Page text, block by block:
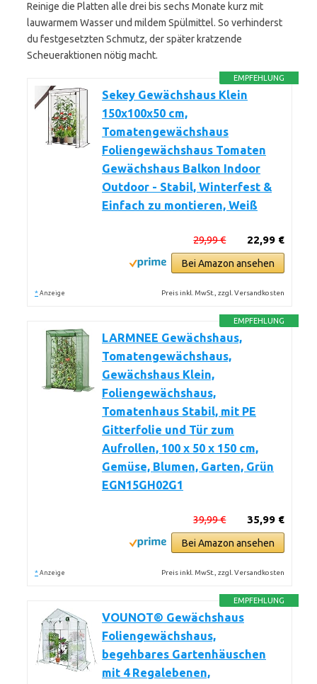
Reinige die Platten alle drei bis sechs Monate kurz mit
lauwarmem Wasser und mildem Spülmittel. So verhinderst
du festgesetzten Schmutz, der später kratzende
Scheueraktionen nötig macht.
EMPFEHLUNG
Sekey Gewächshaus Klein
150x100x50 cm,
Tomatengewächshaus
Foliengewächshaus Tomaten
Gewächshaus Balkon Indoor
Outdoor - Stabil, Winterfest &
Einfach zu montieren, Weiß
22,99 €
29,99 €
Bei Amazon ansehen
* Anzeige Preis inkl. MwSt., zzgl. Versandkosten
EMPFEHLUNG
LARMNEE Gewächshaus,
Tomatengewächshaus,
Gewächshaus Klein,
Foliengewächshaus,
Tomatenhaus Stabil, mit PE
Gitterfolie und Tür zum
Aufrollen, 100 x 50 x 150 cm,
Gemüse, Blumen, Garten, Grün
EGN15GH02G1
35,99 €
39,99 €
Bei Amazon ansehen
* Anzeige Preis inkl. MwSt., zzgl. Versandkosten
EMPFEHLUNG
VOUNOT® Gewächshaus
Foliengewächshaus,
begehbares Gartenhäuschen
mit 4 Regalebenen,